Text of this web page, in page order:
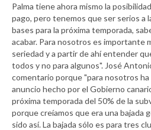
Palma tiene ahora mismo la
pago, pero tenemos que ser serios a
bases para la próxima temporada,
acabar. Para nosotros es importante
seriedad y a partir de ahí entender
todos y no para algunos". José
comentario porque "para nosotros
anuncio hecho por el Gobierno
próxima temporada del 50% de la
porque creíamos que era una bajada
sido así. La bajada sólo es para tres